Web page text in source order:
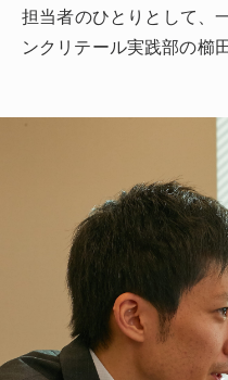
担当者のひとりとして、
ンクリテール実践部の櫛